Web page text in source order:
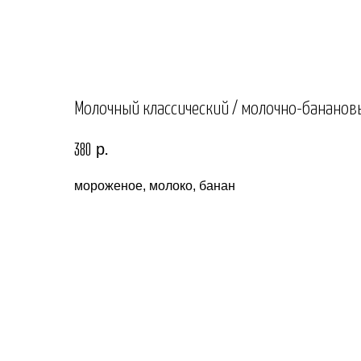
Молочный классический / молочно-
380 р.
мороженое, молоко, банан